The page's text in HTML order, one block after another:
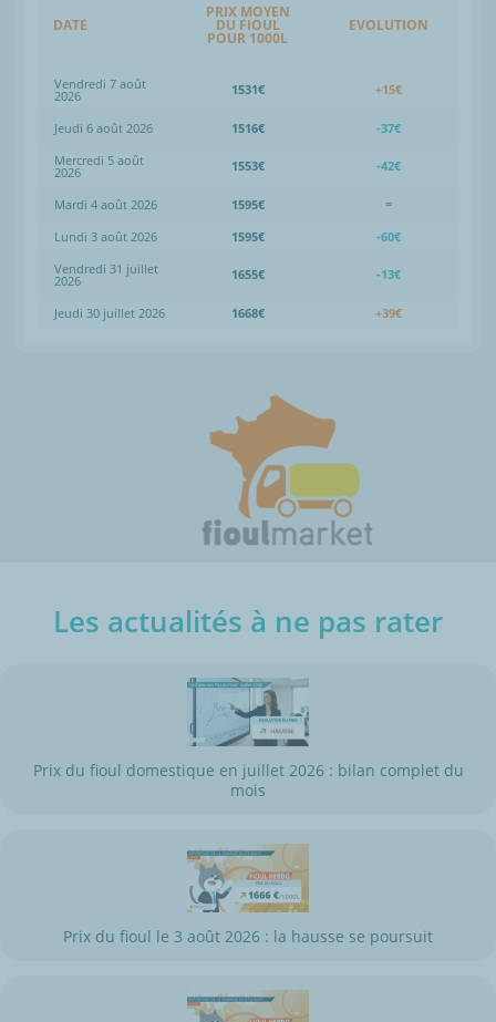
DATE
PRIX MOYEN
DU FIOUL
POUR 1000L
EVOLUTION
Vendredi 7 août
2026 1531€ +15€
Jeudi 6 août 2026 1516€
-37€
Mercredi 5 août
2026 1553€ -42€
Mardi 4 août 2026 1595€
=
Lundi 3 août 2026
1595€
-60€
Vendredi 31 juillet
2026 1655€ -13€
Jeudi 30 juillet 2026 1668€ +39€
Les actualités à ne pas rater
Prix du fioul domestique en juillet 2026 : bilan complet du
mois
Prix du fioul le 3 août 2026 : la hausse se poursuit